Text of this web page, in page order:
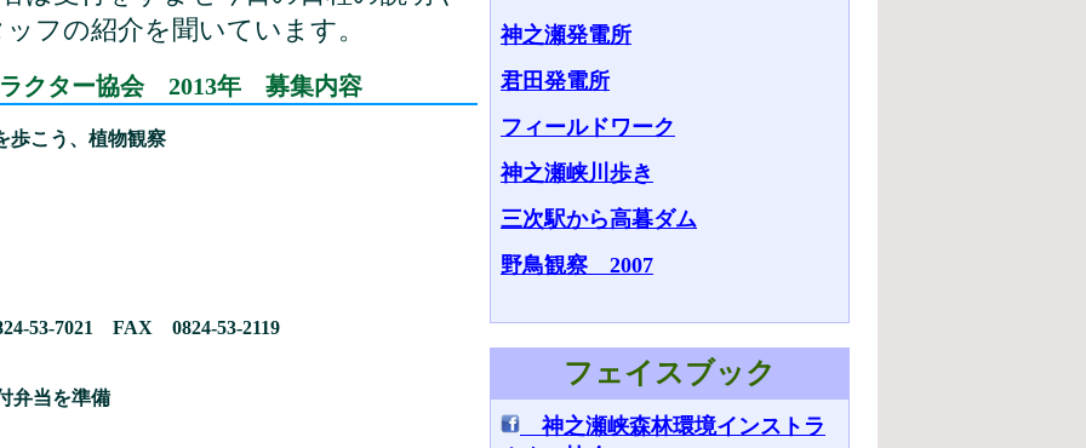
フの紹介を聞いています。
ラクター協会 2013年 募集内容
こう、植物観察
53-7021 FAX 0824-53-2119
弁当を準備
神之瀬発電所
君田発電所
フィールドワーク
神之瀬峡川歩き
三次駅から高暮ダム
野鳥観察 2007
フェイスブック
神之瀬峡森林環境インストラ